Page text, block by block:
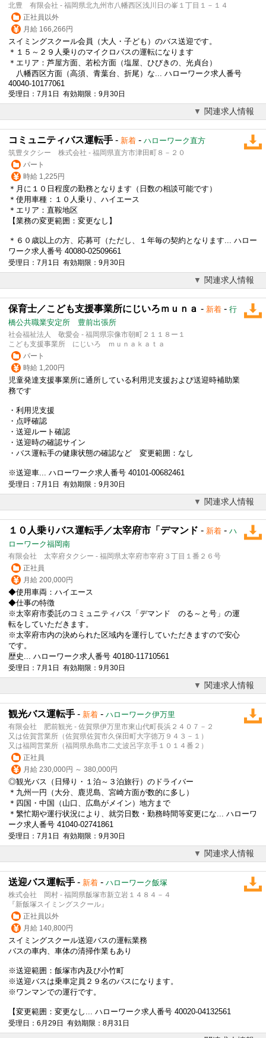
北豊 有限会社 - 福岡県北九州市八幡西区浅川日の峯１丁目１－１４
正社員以外
月給 166,266円
スイミングスクール会員（大人・子ども）のバス送迎です。
＊１５～２９人乗りのマイクロバスの運転になります
＊エリア：芦屋方面、若松方面（塩屋、ひびきの、光貞台）
八幡西区方面（高須、青葉台、折尾）な... ハローワーク求人番号
40040-10177061
受理日：7月1日 有効期限：9月30日
関連求人情報
コミュニティバス運転手 - 新着 - ハローワーク直方
筑豊タクシー 株式会社 - 福岡県直方市津田町８－２０
パート
時給 1,225円
＊月に１０日程度の勤務となります（日数の相談可能です）
＊使用車種：１０人乗り、ハイエース
＊エリア：直鞍地区
【業務の変更範囲：変更なし】
＊６０歳以上の方、応募可（ただし、１年毎の契約となります... ハロー
ワーク求人番号 40080-02509661
受理日：7月1日 有効期限：9月30日
関連求人情報
保育士／こども支援事業所にじいろｍｕｎａ - 新着 - 行
橋公共職業安定所 豊前出張所
社会福祉法人 敬愛会 - 福岡県宗像市朝町２１１８ー１
こども支援事業所 にじいろ ｍｕｎａｋａｔａ
パート
時給 1,200円
児童発達支援事業所に通所している利用児支援および送迎時補助業
務です
・利用児支援
・点呼確認
・送迎ルート確認
・送迎時の確認サイン
・ バス運転手の健康状態の確認など 変更範囲：なし
※送迎車... ハローワーク求人番号 40101-00682461
受理日：7月1日 有効期限：9月30日
関連求人情報
１０人乗りバス運転手／太宰府市「デマンド - 新着 - ハ
ローワーク福岡南
有限会社 太宰府タクシー - 福岡県太宰府市宰府３丁目１番２６号
正社員
月給 200,000円
◆使用車両：ハイエース
◆仕事の特徴
※太宰府市委託のコミュニティバス「デマンド のる～と号」の運
転をしていただきます。
※太宰府市内の決められた区域内を運行していただきますので安心
です。
歴史... ハローワーク求人番号 40180-11710561
受理日：7月1日 有効期限：9月30日
関連求人情報
観光バス運転手 - 新着 - ハローワーク伊万里
有限会社 肥前観光 - 佐賀県伊万里市東山代町長浜２４０７－２
又は佐賀営業所（佐賀県佐賀市久保田町大字徳万９４３－１）
又は福岡営業所（福岡県糸島市二丈波呂字京手１０１４番２）
正社員
月給 230,000円 ～ 380,000円
◎観光バス（日帰り・１泊～３泊旅行）のドライバー
＊九州一円（大分、鹿児島、宮崎方面が数的に多し）
＊四国・中国（山口、広島がメイン）地方まで
＊繁忙期や運行状況により、就労日数・勤務時間等変更にな... ハローワ
ーク求人番号 41040-02741861
受理日：7月1日 有効期限：9月30日
関連求人情報
送迎バス運転手 - 新着 - ハローワーク飯塚
株式会社 岡村 - 福岡県飯塚市新立岩１４８４－４
『新飯塚スイミングスクール』
正社員以外
月給 140,800円
スイミングスクール送迎バスの運転業務
バスの車内、車体の清掃作業もあり
※送迎範囲：飯塚市内及び小竹町
※送迎バスは乗車定員２９名のバスになります。
※ワンマンでの運行です。
【変更範囲：変更なし... ハローワーク求人番号 40020-04132561
受理日：6月29日 有効期限：8月31日